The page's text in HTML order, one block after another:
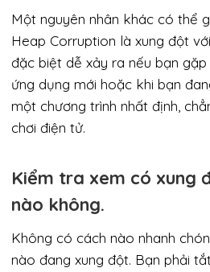
Một nguyên nhân khác có thể
Heap Corruption là xung đột
đặc biệt dễ xảy ra nếu bạn
ứng dụng mới hoặc khi bạn
một chương trình nhất định,
chơi điện tử.
Kiểm tra xem có xung
nào không.
Không có cách nào nhanh
nào đang xung đột. Bạn phải